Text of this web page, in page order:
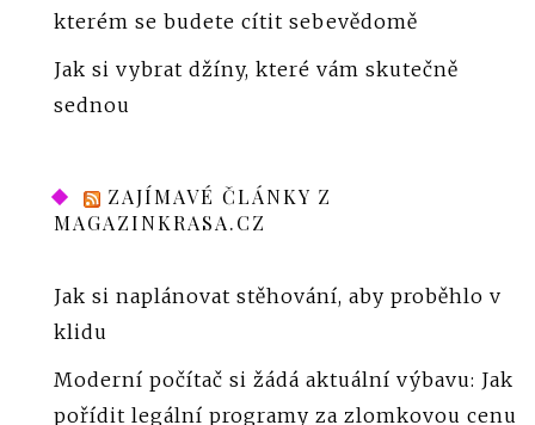
kterém se budete cítit sebevědomě
Jak si vybrat džíny, které vám skutečně
sednou
ZAJÍMAVÉ ČLÁNKY Z
MAGAZINKRASA.CZ
Jak si naplánovat stěhování, aby proběhlo v
klidu
Moderní počítač si žádá aktuální výbavu: Jak
pořídit legální programy za zlomkovou cenu